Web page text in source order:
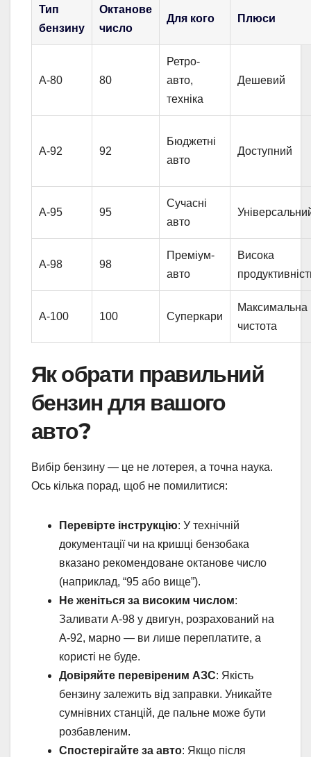
Тип
бензину
Октанове
число
Для кого Плюси
А-80 80
Ретро-
авто,
техніка
Дешевий
А-92 92
Бюджетні
авто
Доступний
А-95 95
Сучасні
авто
А-98 98
Преміум-
авто
Висока
А-100 100 Суперкари
Максимальна
чистота
Як обрати правильний
бензин для вашого
авто?
Вибір бензину — це не лотерея, а точна наука.
Ось кілька порад, щоб не помилитися:
Перевірте інструкцію: У технічній
документації чи на кришці бензобака
вказано рекомендоване октанове число
(наприклад, “95 або вище”).
Не женіться за високим числом:
Заливати А-98 у двигун, розрахований на
А-92, марно — ви лише переплатите, а
користі не буде.
Довіряйте перевіреним АЗС: Якість
бензину залежить від заправки. Уникайте
сумнівних станцій, де пальне може бути
розбавленим.
Спостерігайте за авто: Якщо після